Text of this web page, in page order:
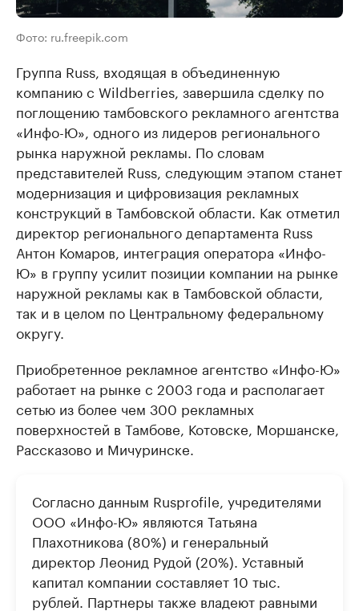
Фото: ru.freepik.com
Группа Russ, входящая в объединенную
компанию с Wildberries, завершила сделку по
поглощению тамбовского рекламного агентства
«Инфо-Ю», одного из лидеров регионального
рынка наружной рекламы. По словам
представителей Russ, следующим этапом станет
модернизация и цифровизация рекламных
конструкций в Тамбовской области. Как отметил
директор регионального департамента Russ
Антон Комаров, интеграция оператора «Инфо-
Ю» в группу усилит позиции компании на рынке
наружной рекламы как в Тамбовской области,
так и в целом по Центральному федеральному
округу.
Приобретенное рекламное агентство «Инфо-Ю»
работает на рынке с 2003 года и располагает
сетью из более чем 300 рекламных
поверхностей в Тамбове, Котовске, Моршанске,
Рассказово и Мичуринске.
Согласно данным Rusprofile, учредителями
ООО «Инфо-Ю» являются Татьяна
Плахотникова (80%) и генеральный
директор Леонид Рудой (20%). Уставный
капитал компании составляет 10 тыс.
рублей. Партнеры также владеют равными